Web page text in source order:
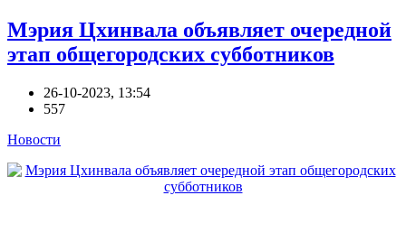
Мэрия Цхинвала объявляет очередной
этап общегородских субботников
26-10-2023, 13:54
557
Новости